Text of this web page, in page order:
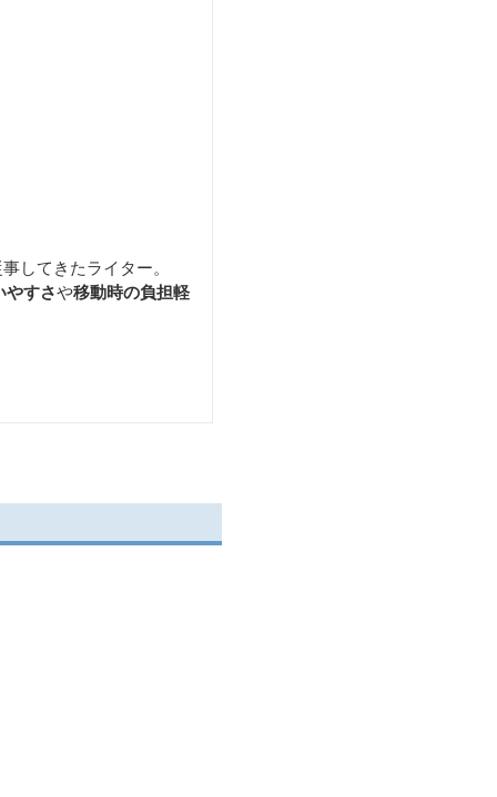
してきたライター。
やすさや移動時の負担軽